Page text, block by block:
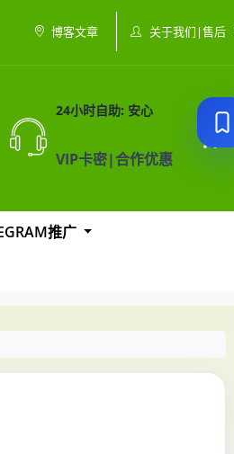
博客文章 关于我们|售后
24小时自助: 安心
VIP卡密|合作优惠
推广